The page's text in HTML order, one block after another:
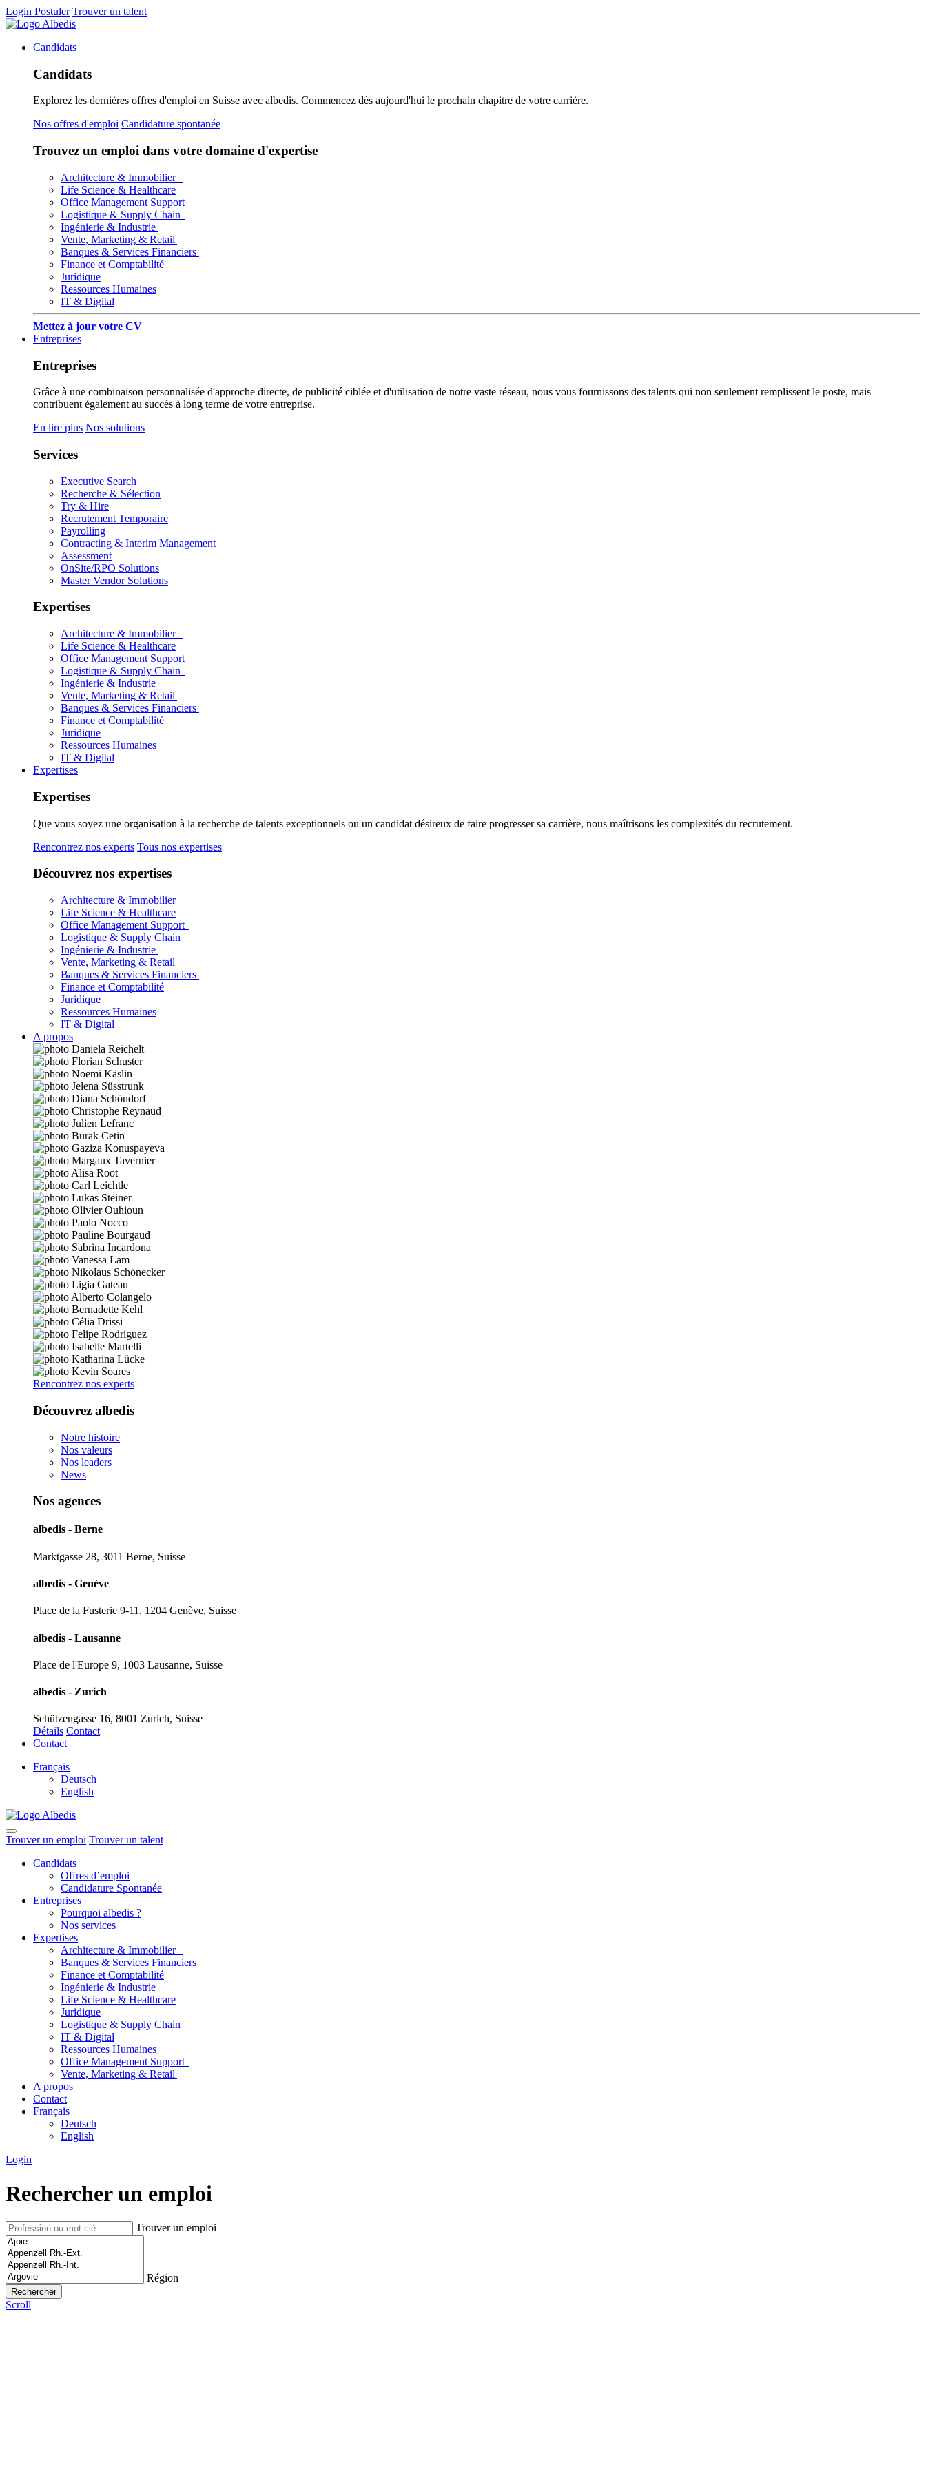
Login Postuler Trouver un talent
Candidats
Candidats
Explorez les dernières offres d'emploi en Suisse avec albedis. Commencez dès aujourd'hui le prochain chapitre de votre carrière.
Nos offres d'emploi Candidature spontanée
Trouvez un emploi dans votre domaine d'expertise
Architecture & Immobilier
Life Science & Healthcare
Office Management Support
Logistique & Supply Chain
Ingénierie & Industrie
Vente, Marketing & Retail
Banques & Services Financiers
Finance et Comptabilité
Juridique
Ressources Humaines
IT & Digital
Mettez à jour votre CV
Entreprises
Entreprises
Grâce à une combinaison personnalisée d'approche directe, de publicité ciblée et d'utilisation de notre vaste réseau, nous vous fournissons des talents qui non seulement remplissent le poste, mais
contribuent également au succès à long terme de votre entreprise.
En lire plus Nos solutions
Services
Executive Search
Recherche & Sélection
Try & Hire
Recrutement Temporaire
Payrolling
Contracting & Interim Management
Assessment
OnSite/RPO Solutions
Master Vendor Solutions
Expertises
Architecture & Immobilier
Life Science & Healthcare
Office Management Support
Logistique & Supply Chain
Ingénierie & Industrie
Vente, Marketing & Retail
Banques & Services Financiers
Finance et Comptabilité
Juridique
Ressources Humaines
IT & Digital
Expertises
Expertises
Que vous soyez une organisation à la recherche de talents exceptionnels ou un candidat désireux de faire progresser sa carrière, nous maîtrisons les complexités du recrutement.
Rencontrez nos experts Tous nos expertises
Découvrez nos expertises
Architecture & Immobilier
Life Science & Healthcare
Office Management Support
Logistique & Supply Chain
Ingénierie & Industrie
Vente, Marketing & Retail
Banques & Services Financiers
Finance et Comptabilité
Juridique
Ressources Humaines
IT & Digital
A propos
Rencontrez nos experts
Découvrez albedis
Notre histoire
Nos valeurs
Nos leaders
News
Nos agences
albedis - Berne
Marktgasse 28, 3011 Berne, Suisse
albedis - Genève
Place de la Fusterie 9-11, 1204 Genève, Suisse
albedis - Lausanne
Place de l'Europe 9, 1003 Lausanne, Suisse
albedis - Zurich
Schützengasse 16, 8001 Zurich, Suisse
Détails Contact
Contact
Français
Deutsch
English
Trouver un emploi Trouver un talent
Candidats
Offres d’emploi
Candidature Spontanée
Entreprises
Pourquoi albedis ?
Nos services
Expertises
Architecture & Immobilier
Banques & Services Financiers
Finance et Comptabilité
Ingénierie & Industrie
Life Science & Healthcare
Juridique
Logistique & Supply Chain
IT & Digital
Ressources Humaines
Office Management Support
Vente, Marketing & Retail
A propos
Contact
Français
Deutsch
English
Login
Rechercher un emploi
Trouver un emploi
Région
Scroll